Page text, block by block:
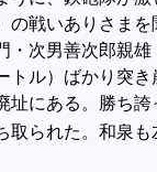
戦いありさま
・次男善次郎親
トル）ばかり突
址にある。勝ち
られた。和泉も